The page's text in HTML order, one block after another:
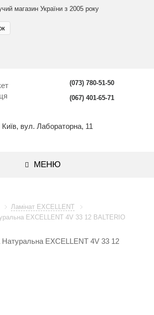
магазин України з 2005 року
(073) 780-51-50
(067) 401-65-71
Київ, вул. Лабораторна, 11
МЕНЮ
Ламінат EXCELLENT
EXCELLENT 4V 33 12 BALTERIO